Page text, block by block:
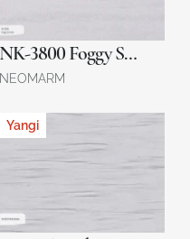
NK-3800 Foggy Sunrise
NEOMARM
Yangi